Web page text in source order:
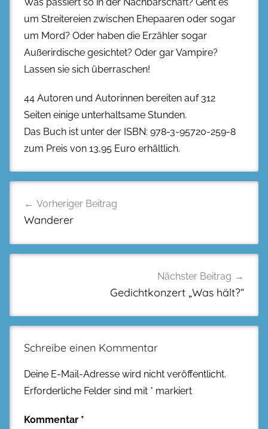
um Streitereien zwischen Ehepaaren oder sogar
um Mord? Oder haben die Erzähler sogar
Außerirdische gesichtet? Oder gar Vampire?
Lassen sie sich überraschen!
44 Autoren und Autorinnen bereiten auf 312
Seiten einige unterhaltsame Stunden.
Das Buch ist unter der ISBN: 978-3-95720-259-8
zum Preis von 13,95 Euro erhältlich.
Vorheriger Beitrag
Wanderer
Nächster Beitrag
Gedichtkonzert „Was hält?“
Schreibe einen Kommentar
Deine E-Mail-Adresse wird nicht veröffentlicht.
Erforderliche Felder sind mit * markiert
Kommentar *